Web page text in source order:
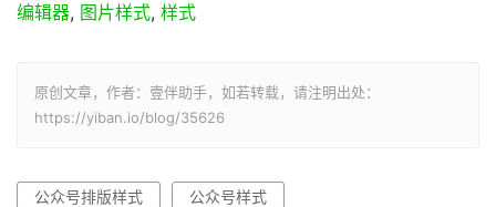
编辑器, 图片样式, 样式
原创文章，作者：壹伴助手，如若转载，请注明出处：
https://yiban.io/blog/35626
公众号排版样式
公众号样式